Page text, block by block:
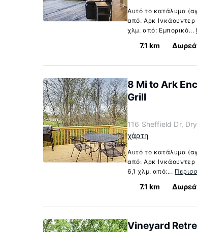
Αυτό το κατάλυμα
από: Αρκ Ινκάουντερ
χλμ. από: Εμπορικό...
7.1 km
8 Mi to Ark
Grill
116 Sheffield Dr,
χάρτη
Αυτό το κατάλυμα
από: Αρκ Ινκάουντερ
6,1 χλμ. από:...
7.1 km
Vineyard